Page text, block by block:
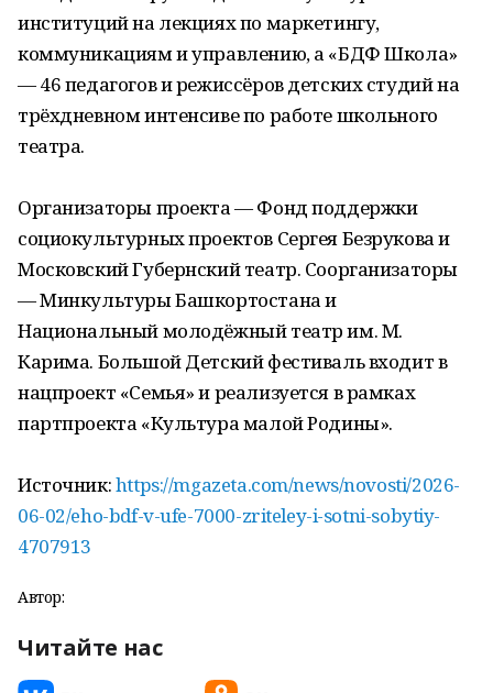
институций на лекциях по маркетингу,
коммуникациям и управлению, а «БДФ Школа»
— 46 педагогов и режиссёров детских студий на
трёхдневном интенсиве по работе школьного
театра.
Организаторы проекта — Фонд поддержки
социокультурных проектов Сергея Безрукова и
Московский Губернский театр. Соорганизаторы
— Минкультуры Башкортостана и
Национальный молодёжный театр им. М.
Карима. Большой Детский фестиваль входит в
нацпроект «Семья» и реализуется в рамках
партпроекта «Культура малой Родины».
Источник:https://mgazeta.com/news/novosti/2026-
06-02/eho-bdf-v-ufe-7000-zriteley-i-sotni-sobytiy-
4707913
Автор:
Читайте нас